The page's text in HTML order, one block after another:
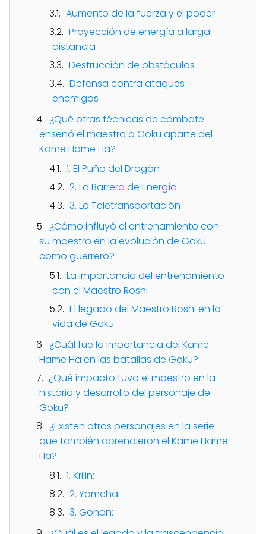
Aumento de la fuerza y el poder
Proyección de energía a larga
distancia
Destrucción de obstáculos
Defensa contra ataques
enemigos
¿Qué otras técnicas de combate
enseñó el maestro a Goku aparte del
Kame Hame Ha?
1. El Puño del Dragón
2. La Barrera de Energía
3. La Teletransportación
¿Cómo influyó el entrenamiento con
su maestro en la evolución de Goku
como guerrero?
La importancia del entrenamiento
con el Maestro Roshi
El legado del Maestro Roshi en la
vida de Goku
¿Cuál fue la importancia del Kame
Hame Ha en las batallas de Goku?
¿Qué impacto tuvo el maestro en la
historia y desarrollo del personaje de
Goku?
¿Existen otros personajes en la serie
que también aprendieron el Kame Hame
Ha?
1. Krilin:
2. Yamcha:
3. Gohan: